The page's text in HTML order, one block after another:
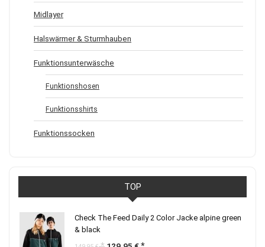
Midlayer
Halswärmer & Sturmhauben
Funktionsunterwäsche
Funktionshosen
Funktionsshirts
Funktionssocken
TOP
Check The Feed Daily 2 Color Jacke alpine green
& black